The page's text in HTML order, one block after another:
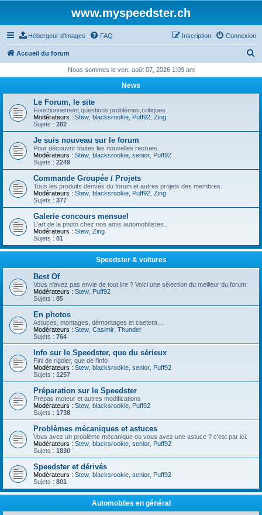
www.myspeedster.ch
Hébergeur d'images FAQ Connexion
Inscription
Accueil du forum
h
Nous sommes le ven. août 07, 2026 1:09 am
News
Le Forum, le site
Fonctionnement,questions,problèmes,critiques
Modérateurs : Stew blacksrookie Puff92 Zing
Sujets : 282
Je suis nouveau sur le forum
Pour découvrir toutes les nouvelles recrues...
Modérateurs : Stew blacksrookie senior Puff92
Sujets : 2249
Commande Groupée / Projets
Tous les produits dérivés du forum et autres projets des membres.
Modérateurs : Stew blacksrookie Puff92 Zing
Sujets : 377
Galerie concours mensuel
L'art de la photo chez nos amis automobilistes...
Modérateurs : Stew Zing
Sujets : 81
Speedster & voitures
Best Of
Vous n'avez pas envie de tout lire ? Voici une sélection du meilleur du forum
Modérateurs : Stew Puff92
Sujets : 85
En photos
Astuces, montages, démontages et caetera...
Modérateurs : Stew Casimir Thunder
Sujets : 764
Info sur le Speedster, que du sérieux
Fini de rigoler, que de l'info
Modérateurs : Stew blacksrookie senior Puff92
Sujets : 1257
Préparation sur le Speedster
Prépas moteur et autres modifications
Modérateurs : Stew blacksrookie Puff92
Sujets : 1738
Problèmes mécaniques et astuces
Vous avez un problème mécanique ou vous avez une astuce ? c'est par ici.
Modérateurs : Stew blacksrookie senior Puff92
Sujets : 1830
Speedster et dérivés
Modérateurs : Stew blacksrookie senior Puff92
Sujets : 801
Automobiles en général